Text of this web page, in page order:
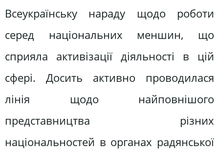
Всеукраїнську нараду щодо роботи
серед національних меншин, що
сприяла активізації діяльності в цій
сфері. Досить активно проводилася
лінія щодо найповнішого
представництва різних
національностей в органах радянської